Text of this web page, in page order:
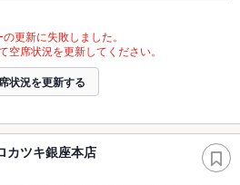
更新に失敗しました。
空席状況を更新してください。
状況を更新する
ツキ銀座本店